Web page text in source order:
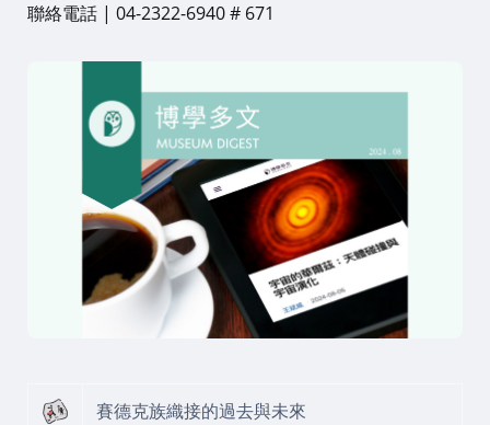
聯絡電話 | 04-2322-6940 # 671
賽德克族織接的過去與未來